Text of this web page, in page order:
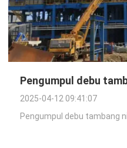
Pengumpul debu
2025-04-12 09:41:07
Pengumpul debu tambang